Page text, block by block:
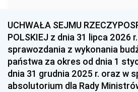
1939 1938
1936 1930
UCHWAŁA SEJMU
POLSKIEJ z dnia 31 lipca 2026
sprawozdania z wykonania
państwa za okres od dnia 1
dnia 31 grudnia 2025 r. oraz w
absolutorium dla Rady